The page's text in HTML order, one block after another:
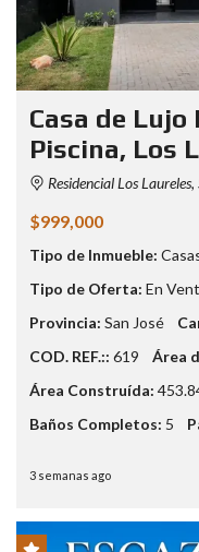
Casa de Lujo
Piscina, Los
Residencial Los
$999,000
Tipo de Inmueble:
Tipo de Oferta: En
Provincia: San José
COD. REF.:: 619 Área
Área Construída:
Baños Completos: 5
3 semanas ago